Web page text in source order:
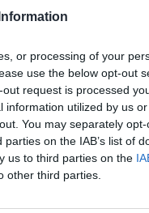
or processing of your
use the below opt-out
request is processed
utilized by us
You may separately
on the IAB’s list of
us to third parties on the
other third parties.
aussi